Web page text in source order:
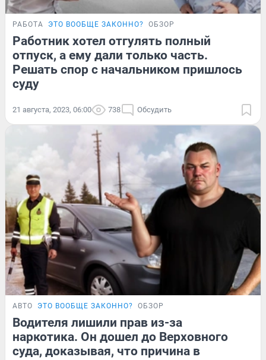
РАБОТА ЭТО ВООБЩЕ ЗАКОННО? ОБЗОР
Работник хотел отгулять полный
отпуск, а ему дали только часть.
Решать спор с начальником пришлось
суду
21 августа, 2023, 06:00 738 Обсудить
АВТО ЭТО ВООБЩЕ ЗАКОННО? ОБЗОР
Водителя лишили прав из-за
наркотика. Он дошел до Верховного
суда, доказывая, что причина в